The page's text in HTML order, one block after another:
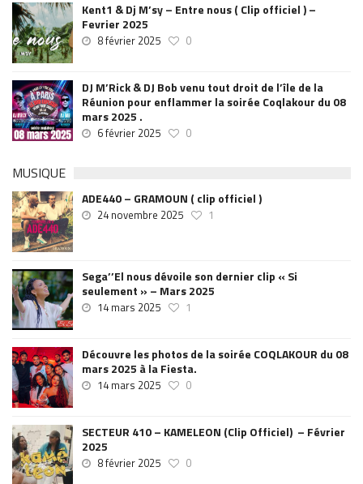
Kent1 & Dj M’sy – Entre nous ( Clip officiel ) –
Fevrier 2025
8 février 2025 0
DJ M’Rick & DJ Bob venu tout droit de l’île de la
Réunion pour enflammer la soirée Coqlakour du 08
mars 2025 .
6 février 2025 0
MUSIQUE
ADE440 – GRAMOUN ( clip officiel )
24 novembre 2025 1
Sega’’El nous dévoile son dernier clip « Si
seulement » – Mars 2025
14 mars 2025 1
Découvre les photos de la soirée COQLAKOUR du 08
mars 2025 à la Fiesta.
14 mars 2025 0
SECTEUR 410 – KAMELEON (Clip Officiel) – Février
2025
8 février 2025 0